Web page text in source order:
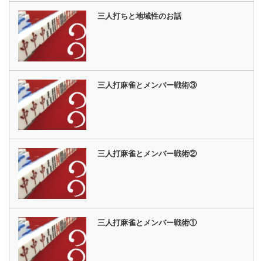
三人打ちと地域性のお話
三人打麻雀とメンバー戦術③
三人打麻雀とメンバー戦術②
三人打麻雀とメンバー戦術①